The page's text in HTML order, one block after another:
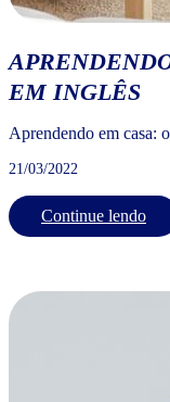
EM INGLÊS
Aprendendo em casa:
21/03/2022
Continue lendo